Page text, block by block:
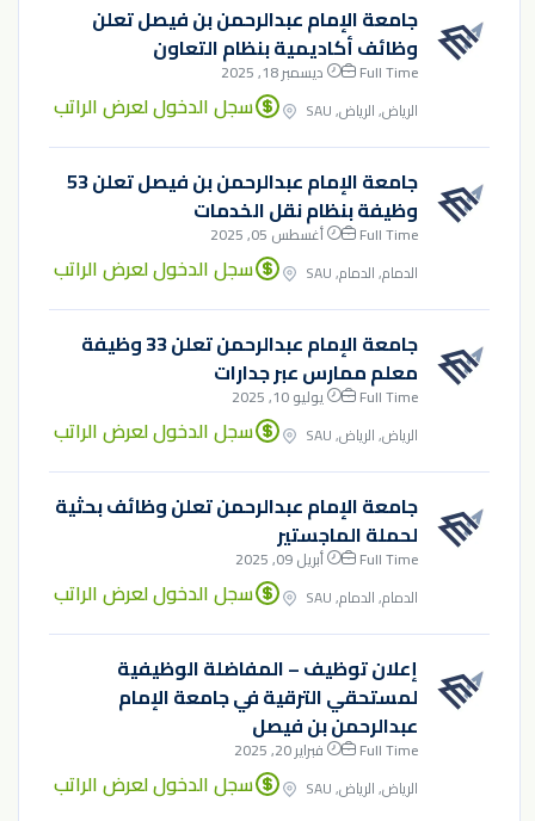
جامعة الإمام عبدالرحمن بن فيصل تعلن
وظائف أكاديمية بنظام التعاون
Full Time
ديسمبر 18, 2025
الرياض, الرياض, SAU
سجل الدخول لعرض الراتب
جامعة الإمام عبدالرحمن بن فيصل تعلن 53
وظيفة بنظام نقل الخدمات
Full Time
أغسطس 05, 2025
الدمام, الدمام, SAU
سجل الدخول لعرض الراتب
جامعة الإمام عبدالرحمن تعلن 33 وظيفة
معلم ممارس عبر جدارات
Full Time
يوليو 10, 2025
الرياض, الرياض, SAU
سجل الدخول لعرض الراتب
جامعة الإمام عبدالرحمن تعلن وظائف بحثية
لحملة الماجستير
Full Time
أبريل 09, 2025
الدمام, الدمام, SAU
سجل الدخول لعرض الراتب
إعلان توظيف – المفاضلة الوظيفية
لمستحقي الترقية في جامعة الإمام
عبدالرحمن بن فيصل
Full Time
فبراير 20, 2025
الرياض, الرياض, SAU
سجل الدخول لعرض الراتب